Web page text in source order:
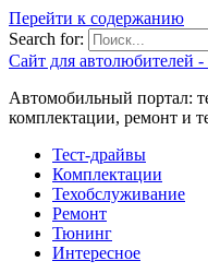
Перейти к содержанию
Search for:
Сайт для автолюбителей -
Автомобильный портал:
комплектации, ремонт и
Тест-драйвы
Комплектации
Техобслуживание
Ремонт
Тюнинг
Интересное